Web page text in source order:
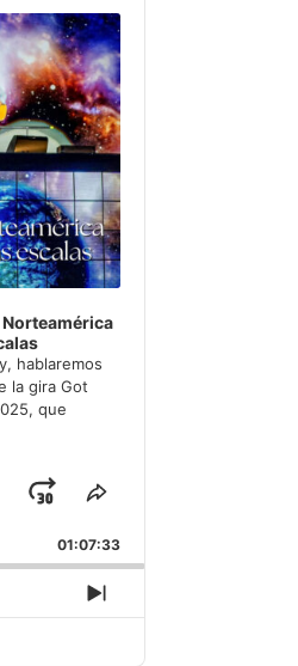
Norteamérica
hablaremos
la gira Got
que
Pause
Jump
Forward
Share
Episode
01:07:33
Next
Episode